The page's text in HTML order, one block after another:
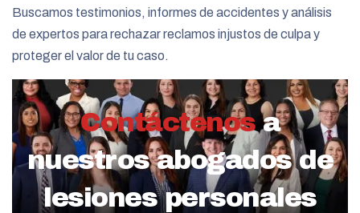
Buscamos testimonios, informes de accidentes y análisis
de expertos para rechazar reclamos injustos de culpa y
proteger el valor de tu caso.
Contáctenos a
nuestros abogados de
lesiones personales